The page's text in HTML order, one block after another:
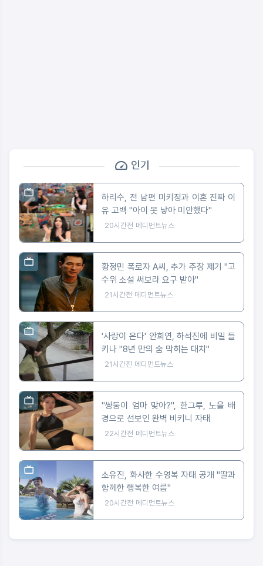
인기
하리수, 전 남편 미키정과 이혼 진짜 이
유 고백 "아이 못 낳아 미안했다"
20시간전 메디먼트뉴스
황정민 폭로자 A씨, 추가 주장 제기 "고
수위 소설 써보라 요구 받아"
21시간전 메디먼트뉴스
'사랑이 온다' 안희연, 하석진에 비밀 들
키나 "8년 만의 숨 막히는 대치"
21시간전 메디먼트뉴스
"쌍둥이 엄마 맞아?", 한그루, 노을 배
경으로 선보인 완벽 비키니 자태
22시간전 메디먼트뉴스
소유진, 화사한 수영복 자태 공개 "딸과
함께한 행복한 여름"
20시간전 메디먼트뉴스